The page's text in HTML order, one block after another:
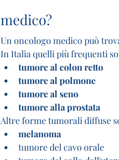
medico?
Un oncologo medico può
In Italia quelli più frequenti
tumore al colon retto
tumore al polmone
tumore al seno
tumore alla prostata
Altre forme tumorali diffuse
melanoma
tumore del cavo orale